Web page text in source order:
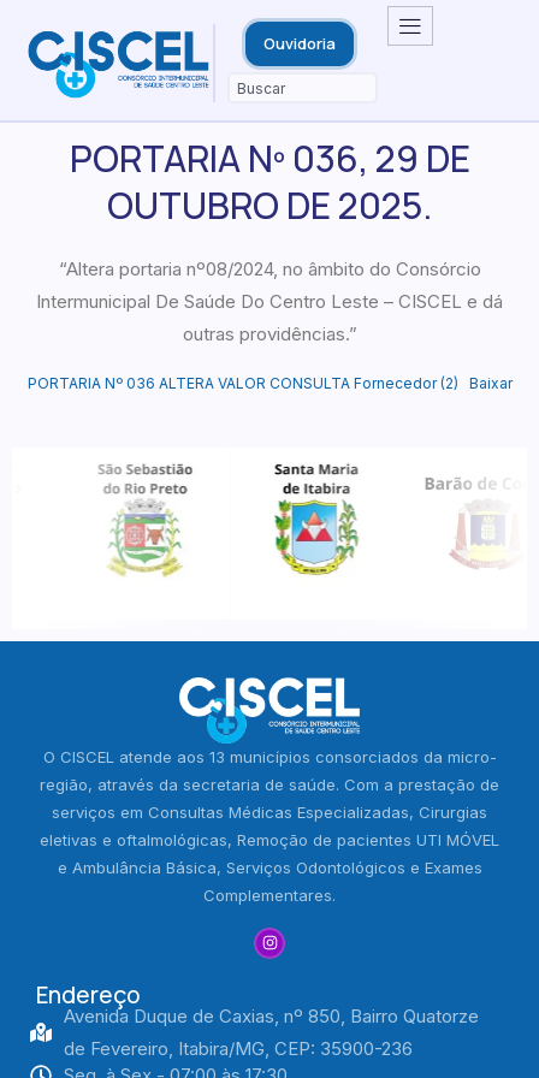
Ouvidoria
PORTARIA Nº 036, 29 DE
OUTUBRO DE 2025.
“Altera portaria nº08/2024, no âmbito do Consórcio
Intermunicipal De Saúde Do Centro Leste – CISCEL e dá
outras providências.”
PORTARIA Nº 036 ALTERA VALOR CONSULTA Fornecedor (2) Baixar
O CISCEL atende aos 13 municípios consorciados da micro-
região, através da secretaria de saúde. Com a prestação de
serviços em Consultas Médicas Especializadas, Cirurgias
eletivas e oftalmológicas, Remoção de pacientes UTI MÓVEL
e Ambulância Básica, Serviços Odontológicos e Exames
Complementares.
Endereço
Avenida Duque de Caxias, nº 850, Bairro Quatorze
de Fevereiro, Itabira/MG, CEP: 35900-236